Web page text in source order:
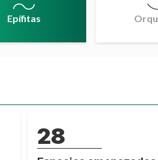
Epífitas
28